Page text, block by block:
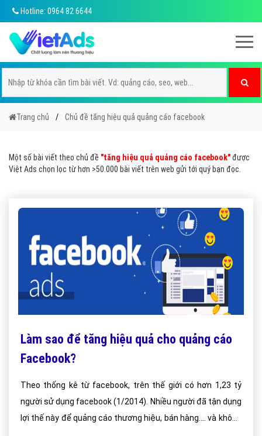
Hotline: 0964 82 6644
Trang chủ Chủ đề tăng hiệu quả quảng cáo facebook
Một số bài viết theo chủ đề "tăng hiệu quả quảng cáo facebook"được
Việt Ads chọn lọc từ hơn >50.000 bài viết trên web gửi tới quý bạn đọc.
Làm sao để tăng hiệu quả cho quảng cáo
Facebook?
Theo thống kê từ facebook, trên thế giới có hơn 1,23 tỷ
người sử dụng facebook (1/2014). Nhiều người đã tận dụng
lợi thế này để quảng cáo thương hiệu, bán hàng.... và không